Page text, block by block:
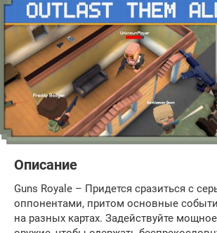
Описание
Guns Royale – Придется сразиться с
оппонентами, притом основные
на разных картах. Задействуйте